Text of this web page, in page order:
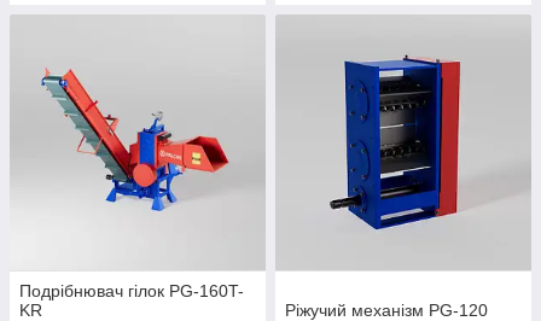
Подрібнювач гілок PG-160T-
KR
Ріжучий механізм PG-120